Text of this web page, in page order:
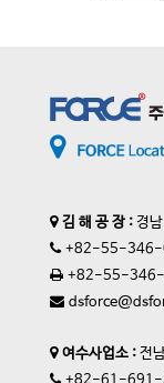
김 해 공 장 : 경
+82-55-346-
+82-55-
여수사업소 : 전